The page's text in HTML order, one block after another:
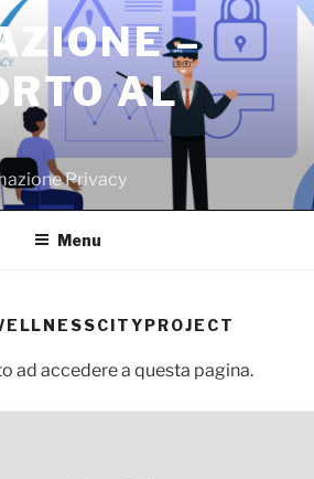
–
AL
Privacy
Menu
ad accedere a questa pagina.